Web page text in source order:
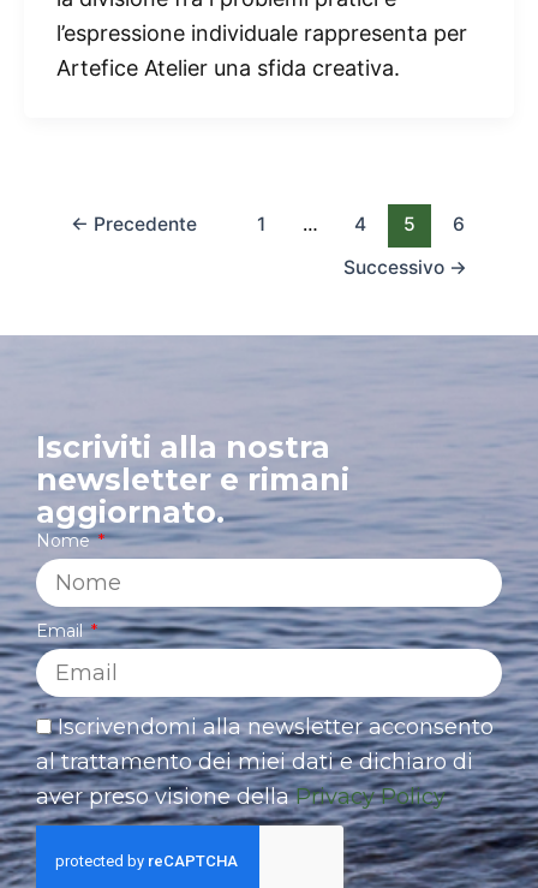
l’espressione individuale rappresenta per
Artefice Atelier una sfida creativa.
← Precedente 1 … 4 5
6
Successivo →
Iscriviti alla nostra
newsletter e rimani
aggiornato.
Nome
Email
Iscrivendomi alla newsletter acconsento
al trattamento dei miei dati e dichiaro di
aver preso visione dellaPrivacy Policy